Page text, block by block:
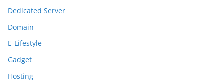
Dedicated Server
Domain
E-Lifestyle
Gadget
Hosting